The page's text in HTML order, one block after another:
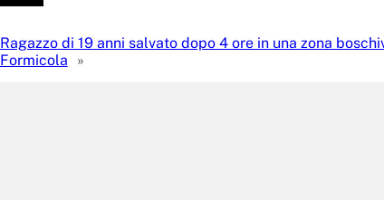
Ragazzo di 19 anni salvato dopo 4 ore in una zona
Formicola
»